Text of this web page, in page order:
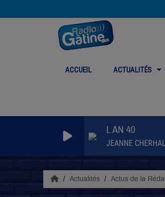
ACCUEIL ACTUALITÉS
L AN 40
JEANNE CHERHAL
Actualités Actus de la